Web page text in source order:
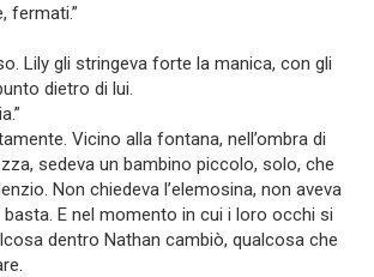
fermati.”
Lily gli stringeva forte la manica, con gli
dietro di lui.
Vicino alla fontana, nell’ombra di
sedeva un bambino piccolo, solo, che
Non chiedeva l’elemosina, non aveva
basta. E nel momento in cui i loro occhi si
dentro Nathan cambiò, qualcosa che